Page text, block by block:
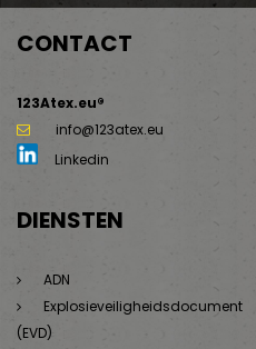
CONTACT
123Atex.eu®
info@123atex.eu
Linkedin
DIENSTEN
ADN
Explosieveiligheidsdocument
(EVD)